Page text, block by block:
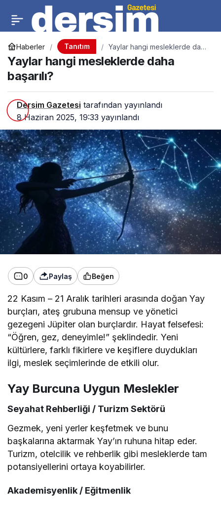
Haberler Tanıtım
Yaylar hangi mesleklerde daha
başarılı?
Yaylar hangi mesleklerde daha
başarılı?
Dersim Gazetesi tarafından yayınlandı
8 Haziran 2025, 19:33 yayınlandı
0 Paylaş Beğen
22 Kasım – 21 Aralık tarihleri arasında doğan Yay
burçları, ateş grubuna mensup ve yönetici
gezegeni Jüpiter olan burçlardır. Hayat felsefesi:
“Öğren, gez, deneyimle!” şeklindedir. Yeni
kültürlere, farklı fikirlere ve keşiflere duydukları
ilgi, meslek seçimlerinde de etkili olur.
Yay Burcuna Uygun Meslekler
Seyahat Rehberliği / Turizm Sektörü
Gezmek, yeni yerler keşfetmek ve bunu
başkalarına aktarmak Yay’ın ruhuna hitap eder.
Turizm, otelcilik ve rehberlik gibi mesleklerde tam
potansiyellerini ortaya koyabilirler.
Akademisyenlik / Eğitmenlik